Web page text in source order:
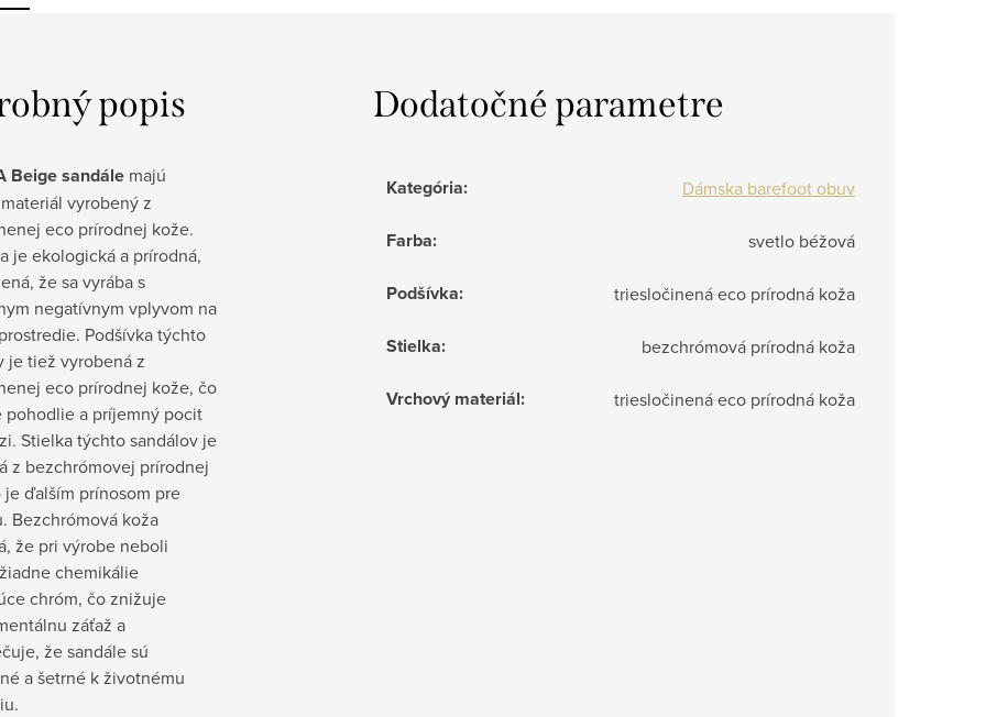
popis
Beige sandále majú
vyrobený z
eco prírodnej kože.
je ekologická a prírodná,
že sa vyrába s
negatívnym vplyvom na
Podšívka týchto
je tiež vyrobená z
eco prírodnej kože, čo
pohodlie a príjemný pocit
Stielka týchto sandálov je
z bezchrómovej prírodnej
je ďalším prínosom pre
Bezchrómová koža
že pri výrobe neboli
chemikálie
chróm, čo znižuje
záťaž a
že sandále sú
a šetrné k životnému
Dodatočné parametre
Kategória: Dámska barefoot obuv
Farba: svetlo béžová
Podšívka: triesločinená eco prírodná koža
Stielka: bezchrómová prírodná koža
Vrchový materiál: triesločinená eco prírodná koža